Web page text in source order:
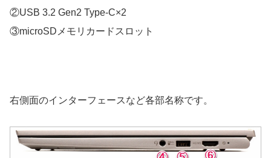
②USB 3.2 Gen2 Type-C×2
③microSDメモリカードスロット
右側面のインターフェースなど各部名称です。